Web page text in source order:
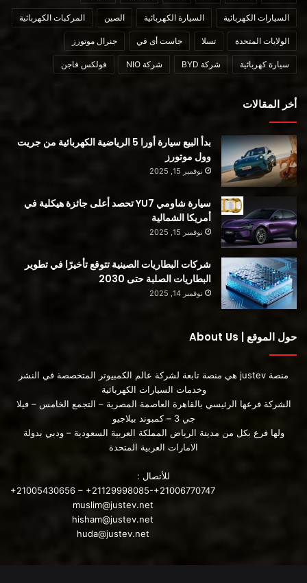
إقرأ أيضا:
تسلا تجدد جميع محطات الشحن السريع..
أعرف التفاصيل
أفضل محطات شحن السيارات الكهربائية بالأسواق
السيارات الكهربائية السيارة الكهربائية الصين المركبات الكهربائية
الولايات المتحدة تسلا جاست أى في جنرال موتورز
سيارة كهربائية شركة BYD شركة NIO فولكس فاجن
أخر المقالات
بدأ البيع سيارة أورا 5 الرياضية الكهربائية من جريت
وول موتورز
نوفمبر 15, 2025
سيارة شاومي YU7 تحصد أعلى جائزة هيكلية في
أمريكا الشمالية
نوفمبر 15, 2025
شركات البطاريات الصينية تتوقع تأخيرًا في تطوير
البطاريات الصلبة حتى 2030
نوفمبر 14, 2025
حول الموقع | About Us
منصة justev هي منصة تابعة لشركة عالم الكمبيوتر المتخصصة في النشر
وخدمات السيارات الكهربائية
الشركة فرعها الرئيسي بالقاهرة العاصمة المصرية – التجمع الخامس – فيلا
جي 3 – كمبوند بيلاجيو
ولها فرع بكل من مدينة الرياض المملكة العربية السعودية – ودبي بدولة
الامارات العربية المتحدة
للأتصال :
+21005430656 – +21129998085-+21006770747
muslim@justev.net
hisham@justev.net
huda@justev.net